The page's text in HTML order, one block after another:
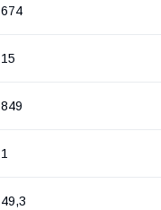
674
15
849
1
49,3